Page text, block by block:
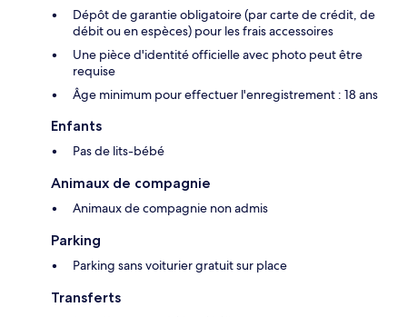
Dépôt de garantie obligatoire (par carte de crédit, de
débit ou en espèces) pour les frais accessoires
Une pièce d'identité officielle avec photo peut être
requise
Âge minimum pour effectuer l'enregistrement : 18 ans
Enfants
Pas de lits-bébé
Animaux de compagnie
Animaux de compagnie non admis
Parking
Parking sans voiturier gratuit sur place
Transferts